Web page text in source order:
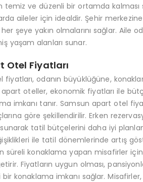
temiz ve düzenli bir ortamda kalması
aileler için idealdir. Şehir
şeye yakın olmalarını sağlar. Aile
yaşam alanları sunar.
Otel Fiyatları
odanın büyüklüğüne,
apart oteller, ekonomik fiyatları ile
imkanı tanır. Samsun apart otel
göre şekillendirilir. Erken
tatil bütçelerini daha iyi
ile tatil dönemlerinde artış
süreli konaklama yapan misafirler
Fiyatların uygun olması,
bir konaklama imkanı sağlar.